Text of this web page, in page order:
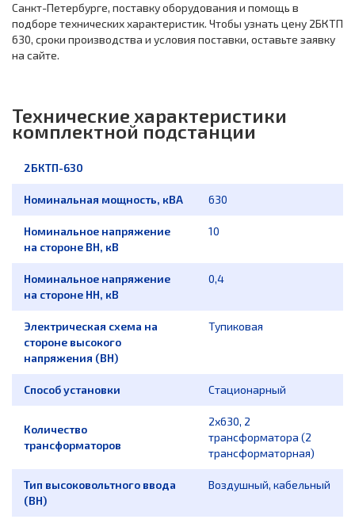
Санкт-Петербурге, поставку оборудования и помощь в
подборе технических характеристик. Чтобы узнать цену 2БКТП
630, сроки производства и условия поставки, оставьте заявку
на сайте.
Технические характеристики
комплектной подстанции
2БКТП-630
Номинальная мощность, кВА 630
Номинальное напряжение
на стороне ВН, кВ
10
Номинальное напряжение
на стороне НН, кВ
0,4
Электрическая схема на
стороне высокого
напряжения (ВН)
Тупиковая
Способ установки Стационарный
Количество
трансформаторов
2х630, 2
трансформатора (2
трансформаторная)
Тип высоковольтного ввода
(ВН)
Воздушный, кабельный